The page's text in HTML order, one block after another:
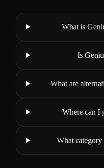
What is
Is
What are
Where can I
What